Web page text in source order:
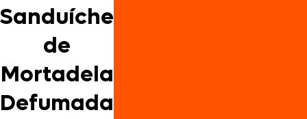
Sanduíche
de
Mortadela
Defumada